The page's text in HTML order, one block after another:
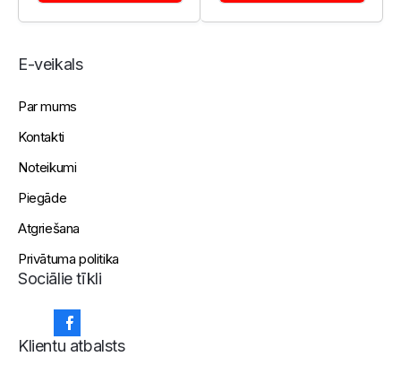
E-veikals
Par mums
Kontakti
Noteikumi
Piegāde
Atgriešana
Privātuma politika
Sociālie tīkli
Klientu atbalsts